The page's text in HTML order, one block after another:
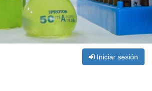
Iniciar sesión